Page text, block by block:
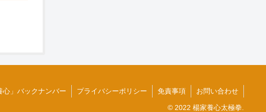
心」バックナンバー プライバシーポリシー 免責事項 お問い合わせ
© 2022 楊家養心太極拳.